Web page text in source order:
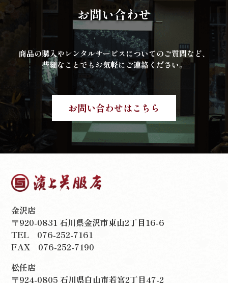
お問い合わせ
商品の購入やレンタルサービスについてのご質問など、
些細なことでもお気軽にご連絡ください。
お問い合わせはこちら
金沢店
〒920-0831 石川県金沢市東山2丁目16-6
TEL 076-252-7161
FAX 076-252-7190
松任店
〒924-0805 石川県白山市若宮2丁目47-2